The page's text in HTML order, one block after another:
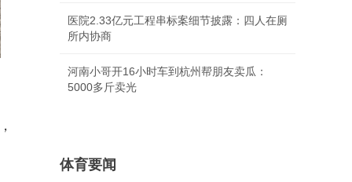
医院2.33亿元工程串标案细节披露：四人在厕
所内协商
河南小哥开16小时车到杭州帮朋友卖瓜：
5000多斤卖光
体育要闻